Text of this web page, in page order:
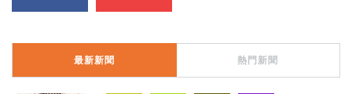
最新新聞 熱門新聞